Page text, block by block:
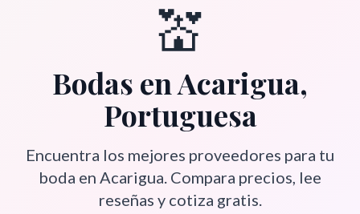
💒
Bodas enAcarigua,
Portuguesa
Encuentra los mejores proveedores para tu
boda en Acarigua. Compara precios, lee
reseñas y cotiza gratis.